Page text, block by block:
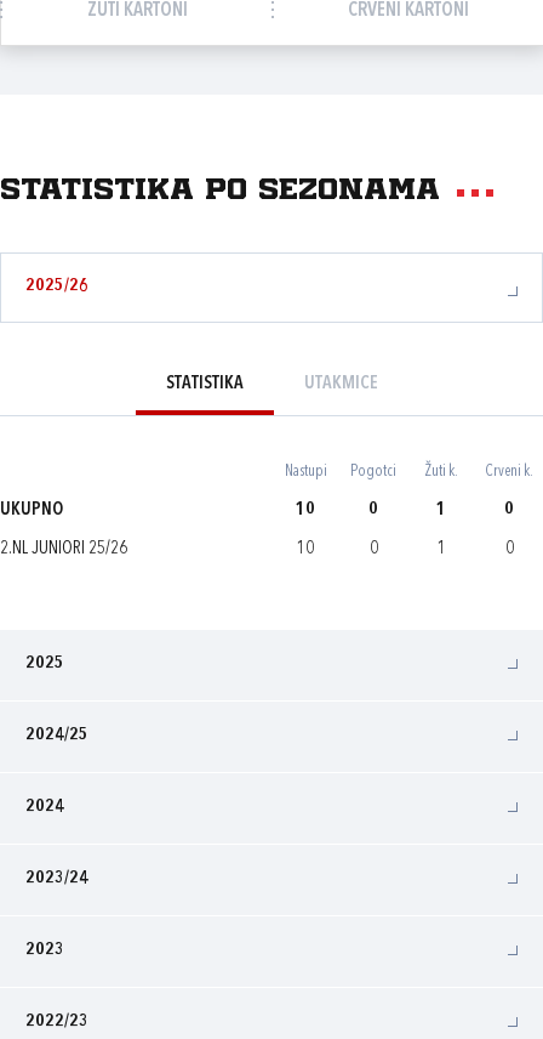
ŽUTI KARTONI CRVENI KARTONI
Statistika po sezonama
2025/26
STATISTIKA UTAKMICE
Nastupi Pogotci Žuti k. Crveni k.
UKUPNO 10 0 1 0
2.NL JUNIORI 25/26 10 0 1 0
2025
2024/25
2024
2023/24
2023
2022/23